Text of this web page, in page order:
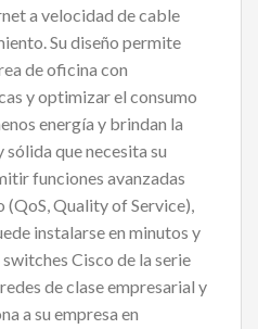
a velocidad de cable
Su diseño permite
de oficina con
y optimizar el consumo
energía y brindan la
que necesita su
funciones avanzadas
Quality of Service),
instalarse en minutos y
Cisco de la serie
de clase empresarial y
a su empresa en